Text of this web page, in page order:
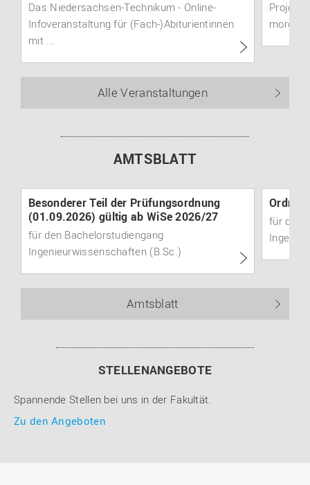
Das Niedersachsen-Technikum - Online-
Infoveranstaltung für (Fach-)Abiturientinnen
mit ...
Alle Veranstaltungen
AMTSBLATT
Besonderer Teil der Prüfungsordnung
(01.09.2026) gültig ab WiSe 2026/27
für den Bachelorstudiengang
Ingenieurwissenschaften (B.Sc.)
für den
Amtsblatt
STELLENANGEBOTE
Spannende Stellen bei uns in der Fakultät.
Zu den Angeboten